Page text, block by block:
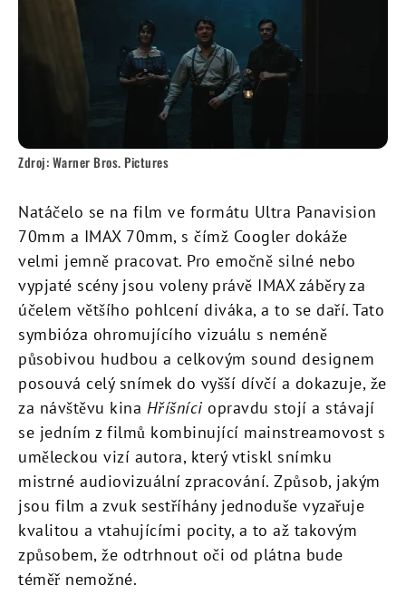
Zdroj: Warner Bros. Pictures
Natáčelo se na film ve formátu Ultra Panavision
70mm a IMAX 70mm, s čímž Coogler dokáže
velmi jemně pracovat. Pro emočně silné nebo
vypjaté scény jsou voleny právě IMAX záběry za
účelem většího pohlcení diváka, a to se daří. Tato
symbióza ohromujícího vizuálu s neméně
působivou hudbou a celkovým sound designem
posouvá celý snímek do vyšší dívčí a dokazuje, že
za návštěvu kina Hříšníci opravdu stojí a stávají
se jedním z filmů kombinující mainstreamovost s
uměleckou vizí autora, který vtiskl snímku
mistrné audiovizuální zpracování. Způsob, jakým
jsou film a zvuk sestříhány jednoduše vyzařuje
kvalitou a vtahujícími pocity, a to až takovým
způsobem, že odtrhnout oči od plátna bude
téměř nemožné.